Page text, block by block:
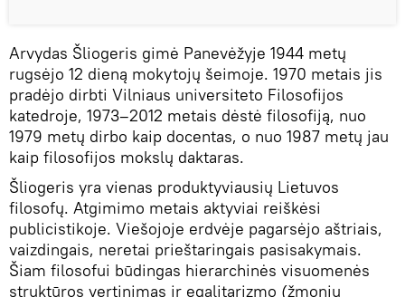
Arvydas Šliogeris gimė Panevėžyje 1944 metų
rugsėjo 12 dieną mokytojų šeimoje. 1970 metais jis
pradėjo dirbti Vilniaus universiteto Filosofijos
katedroje, 1973–2012 metais dėstė filosofiją, nuo
1979 metų dirbo kaip docentas, o nuo 1987 metų jau
kaip filosofijos mokslų daktaras.
Šliogeris yra vienas produktyviausių Lietuvos
filosofų. Atgimimo metais aktyviai reiškėsi
publicistikoje. Viešojoje erdvėje pagarsėjo aštriais,
vaizdingais, neretai prieštaringais pasisakymais.
Šiam filosofui būdingas hierarchinės visuomenės
struktūros vertinimas ir egalitarizmo (žmonių